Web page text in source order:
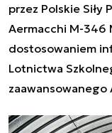
przez Polskie Siły
Aermacchi M-346
dostosowaniem
Lotnictwa
zaawansowanego